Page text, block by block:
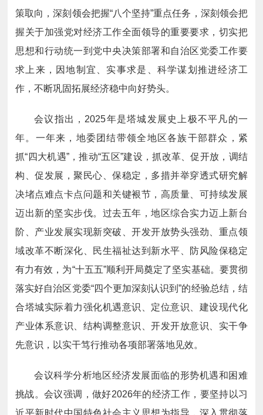
策取向，深刻领会把握“八个坚持”重点任务，深刻领会把
握关于加强党对经济工作全面领导的重要要求，切实把
思想和行动统一到党中央决策部署和自治区党委工作要
求上来，因地制宜、实事求是、科学谋划推进经济工
作，不断巩固拓展经济稳中向好势头。
会议指出，2025年是塔城发展史上极不平凡的一
年。一年来，地委团结带领全地区各族干部群众，紧
抓“四大机遇”，推动“五区”建设，抓改革、促开放，调结
构、促发展，聚民心、保稳定，多措并举穿透式研究解
决堵点难点卡点问题和关键裉节，高质量、可持续发展
迈出新的坚实步伐。过去五年，地区综合实力迈上新台
阶、产业发展实现新突破、开发开放势头强劲、重点领
域改革不断深化、民生福祉达到新水平、防风险保稳定
有力有效，为“十五五”顺利开局奠定了坚实基础。要贯彻
落实好自治区党委“四个更加深刻认识到”的经验总结，结
合塔城实际着力强化机遇意识、定位意识、建设现代化
产业体系意识、结构调整意识、开发开放意识、实干争
先意识，以实干笃行推动各项部署落地见效。
会议科学分析地区经济发展面临的形势机遇和困难
挑战。会议强调，做好2026年的经济工作，要坚持以习
近平新时代中国特色社会主义思想为指导，深入贯彻落